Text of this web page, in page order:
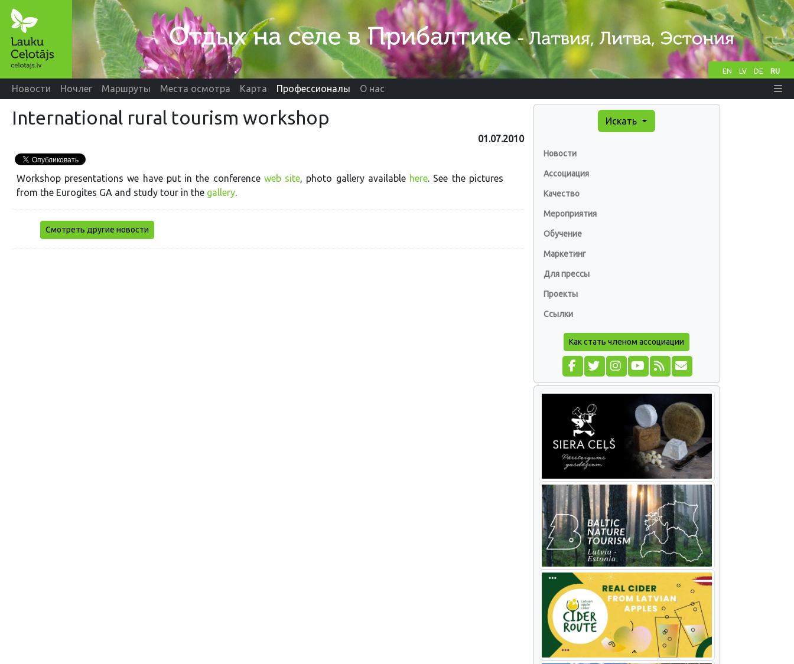
EN LV DE RU
Новости Ночлег Маршруты Места осмотра Карта Профессионалы О нас
International rural tourism workshop
01.07.2010
Workshop presentations we have put in the conferenceweb site, photo gallery available here. See the pictures
from the Eurogites GA and study tour in the gallery.
Смотреть другие новости
Искать
Новости
Ассоциация
Качество
Мероприятия
Обучение
Маркетинг
Для прессы
Проекты
Ссылки
Как стать членом ассоциации